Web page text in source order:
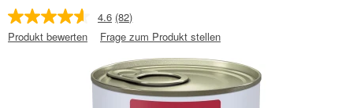
4.6 (82)
Produkt bewerten
Frage zum Produkt stellen